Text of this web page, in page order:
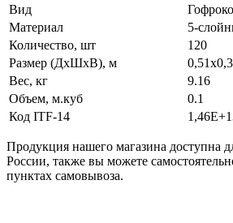
Вид
Материал
5-
Количество, шт
120
Размер (ДхШхВ), м
Вес, кг
9.16
Объем, м.куб
0.1
Код ITF-14
Продукция нашего магазина доступна
России, также вы можете
пунктах самовывоза.